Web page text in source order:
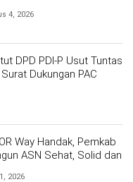
4, 2026
DPD PDI-P Usut Tuntas
Dukungan PAC
Way Handak, Pemkab
ASN Sehat, Solid dan
2026